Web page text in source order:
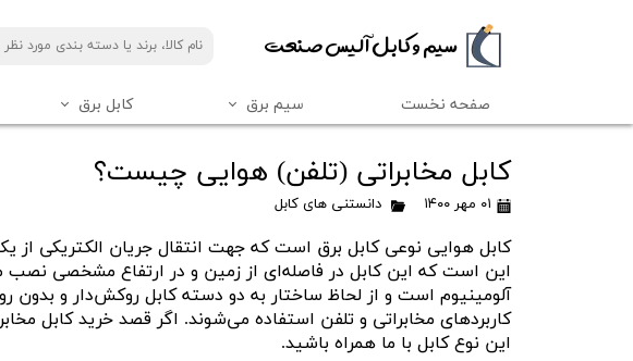
​​سیم و کابل آلیس صنعت
صفحه نخست سیم برق
سیم برق رسانا کابل
کابل برق
کابل برق افشان
کابل برق افشان رسانا کابل
کابل برق افشان سیمیا
کابل فرمان افشان
کابل فرمان افشان رسانا کابل
کابل فرمان 12 رشته
کابل فرمان 24 رشته
کابل فرمان 40 رشته
کابل فرمان 60 رشته
کابل مخابراتی 15 زوج
کابل مخابراتی 2 زوج
کابل مخابراتی 50 زوج
کابل مخابراتی 30 زوج
کابل مخابراتی (تلفن) هوایی
دانستنی های سیم
کابل مخابراتی (تلفن) هوایی چیست؟
۰۱ مهر ۱۴۰۰ دانستنی های کابل
کابل هوایی نوعی کابل برق است که جهت انتقال جریان الکتریکی از
این است که این کابل در فاصله‌ای از زمین و در ارتفاع مشخصی
آلومینیوم است و از لحاظ ساختار به دو دسته کابل روکش‌دار و
کاربردهای مخابراتی و تلفن استفاده می‌شوند. اگر قصد خرید کابل
این نوع کابل با ما همراه باشید.